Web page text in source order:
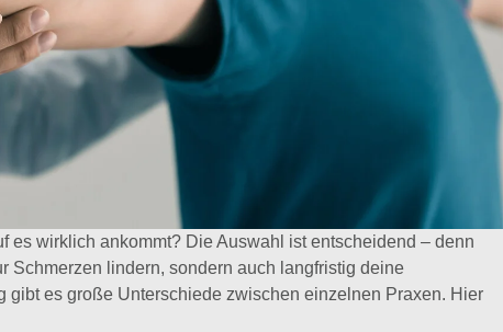
es wirklich ankommt? Die Auswahl ist entscheidend – denn
Schmerzen lindern, sondern auch langfristig deine
es große Unterschiede zwischen einzelnen Praxen. Hier